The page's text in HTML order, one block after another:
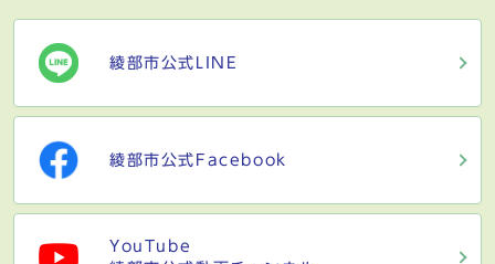
綾部市公式LINE
綾部市公式Facebook
YouTube